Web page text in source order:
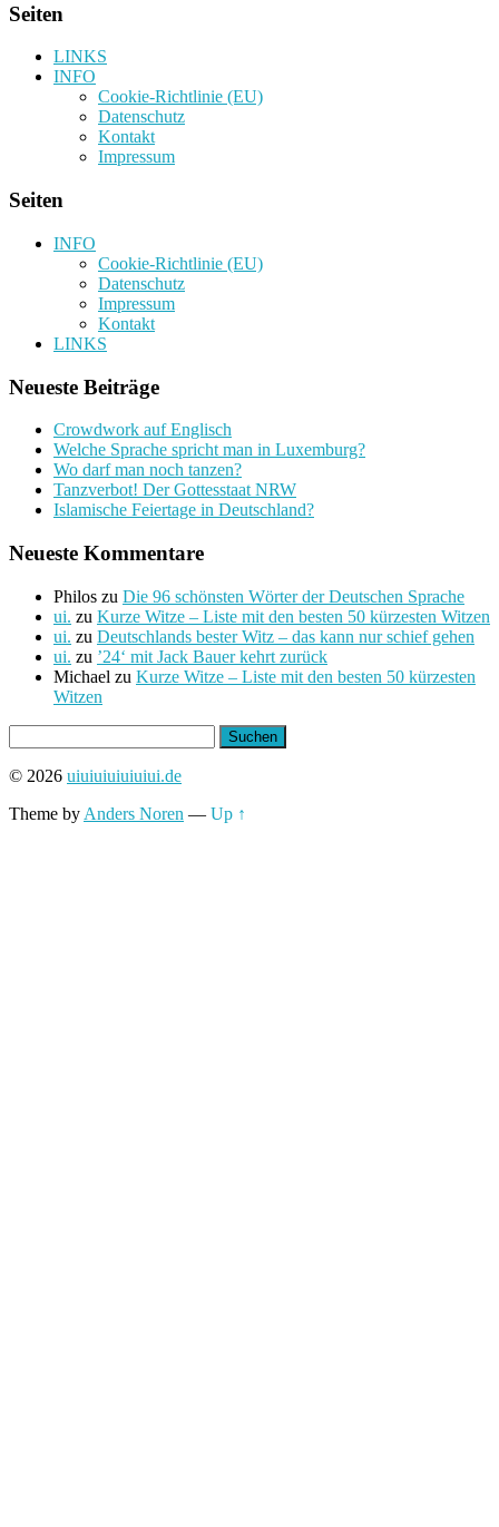
Seiten
LINKS
INFO
Cookie-Richtlinie (EU)
Datenschutz
Kontakt
Impressum
Seiten
INFO
Cookie-Richtlinie (EU)
Datenschutz
Impressum
Kontakt
LINKS
Neueste Beiträge
Crowdwork auf Englisch
Welche Sprache spricht man in Luxemburg?
Wo darf man noch tanzen?
Tanzverbot! Der Gottesstaat NRW
Islamische Feiertage in Deutschland?
Neueste Kommentare
Philos zu Die 96 schönsten Wörter der Deutschen Sprache
ui. zu Kurze Witze – Liste mit den besten 50 kürzesten Witzen
ui. zu Deutschlands bester Witz – das kann nur schief gehen
ui. zu ’24‘ mit Jack Bauer kehrt zurück
Michael zu Kurze Witze – Liste mit den besten 50 kürzesten
Witzen
nach:
© 2026 uiuiuiuiuiuiui.de
Theme by Anders Noren — Up ↑